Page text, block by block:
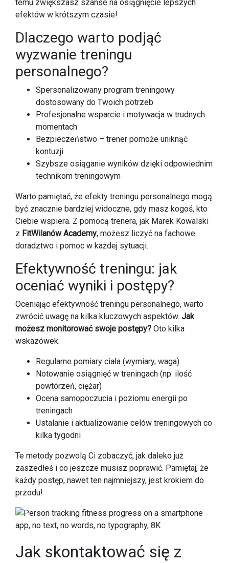
temu zwiększasz szanse na osiągnięcie lepszych
efektów w krótszym czasie!
Dlaczego warto podjąć
wyzwanie treningu
personalnego?
Spersonalizowany program treningowy
dostosowany do Twoich potrzeb
Profesjonalne wsparcie i motywacja w trudnych
momentach
Bezpieczeństwo – trener pomoże uniknąć
kontuzji
Szybsze osiąganie wyników dzięki odpowiednim
technikom treningowym
Warto pamiętać, że efekty treningu personalnego mogą
być znacznie bardziej widoczne, gdy masz kogoś, kto
Ciebie wspiera. Z pomocą trenera, jak Marek Kowalski
z FitWilanów Academy, możesz liczyć na fachowe
doradztwo i pomoc w każdej sytuacji.
Efektywność treningu: jak
oceniać wyniki i postępy?
Oceniając efektywność treningu personalnego, warto
zwrócić uwagę na kilka kluczowych aspektów. Jak
możesz monitorować swoje postępy? Oto kilka
wskazówek:
Regularne pomiary ciała (wymiary, waga)
Notowanie osiągnięć w treningach (np. ilość
powtórzeń, ciężar)
Ocena samopoczucia i poziomu energii po
treningach
Ustalanie i aktualizowanie celów treningowych co
kilka tygodni
Te metody pozwolą Ci zobaczyć, jak daleko już
zaszedłeś i co jeszcze musisz poprawić. Pamiętaj, że
każdy postęp, nawet ten najmniejszy, jest krokiem do
przodu!
Jak skontaktować się z